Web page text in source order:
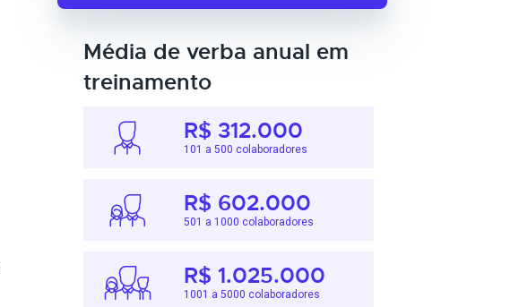
Média de verba anual em
treinamento
R$ 312.000
101 a 500 colaboradores
R$ 602.000
501 a 1000 colaboradores
R$ 1.025.000
1001 a 5000 colaboradores